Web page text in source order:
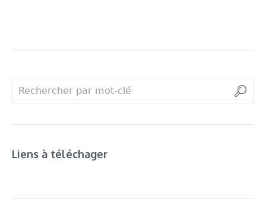
Liens à téléchager